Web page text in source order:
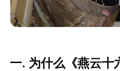
一. 为什么《燕云十